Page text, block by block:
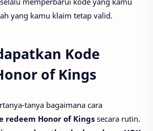
yang kamu klaim tetap valid.
Kode
of Kings
tanya bagaimana cara
redeem Honor of Kings secara rutin.